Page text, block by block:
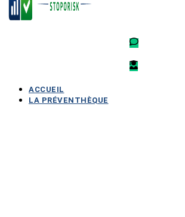
ACCUEIL
LA PRÉVENTHÈQUE